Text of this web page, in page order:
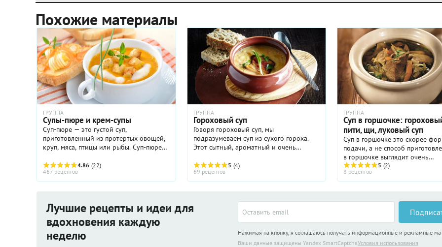
Похожие материалы
ГРУППА
Супы-пюре и крем-супы
Суп-пюре — это густой суп,
приготовленный из протертых овощей,
круп, мяса, птицы или рыбы. Суп-пюре
детском питании. В основе супа-пюре
лежит мясной или рыбный бульон ...
4.86 (22)
467 рецептов
ГРУППА
Гороховый суп
Говоря гороховый суп, мы
подразумеваем суп из сухого гороха.
Этот сытный, ароматный и очень
холодную погоду. В его приготовлении
нет ничего сложного, более того, оно не
...
5 (4)
69 рецептов
ГРУППА
Суп в горшочке:
пити, щи, луковый суп
Суп в горшочке это скорее
подачи, а не способ
в горшочке выглядит очень
привлекательно, и иногда
блюдо приобретает особый
Собственно, сам суп всегда ...
5 (2)
8 рецептов
Лучшие рецепты и идеи для
вдохновения каждую
неделю
Нажимая на кнопку, я соглашаюсь получать информационные и рекламные
Ваши данные защищены Yandex SmartCaptchaУсловия использования